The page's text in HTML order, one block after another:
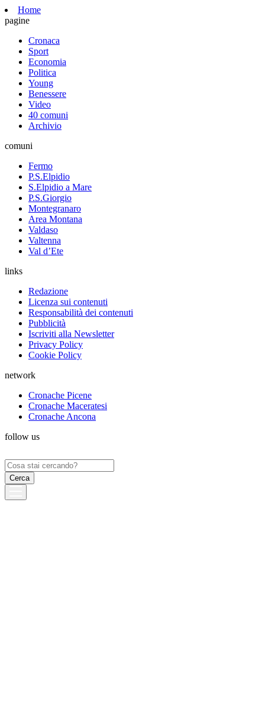
Home
pagine
Cronaca
Sport
Economia
Politica
Young
Benessere
Video
40 comuni
Archivio
comuni
Fermo
P.S.Elpidio
S.Elpidio a Mare
P.S.Giorgio
Montegranaro
Area Montana
Valdaso
Valtenna
Val d’Ete
links
Redazione
Licenza sui contenuti
Responsabilità dei contenuti
Pubblicità
Iscriviti alla Newsletter
Privacy Policy
Cookie Policy
network
Cronache Picene
Cronache Maceratesi
Cronache Ancona
follow us
Ricerca
per: